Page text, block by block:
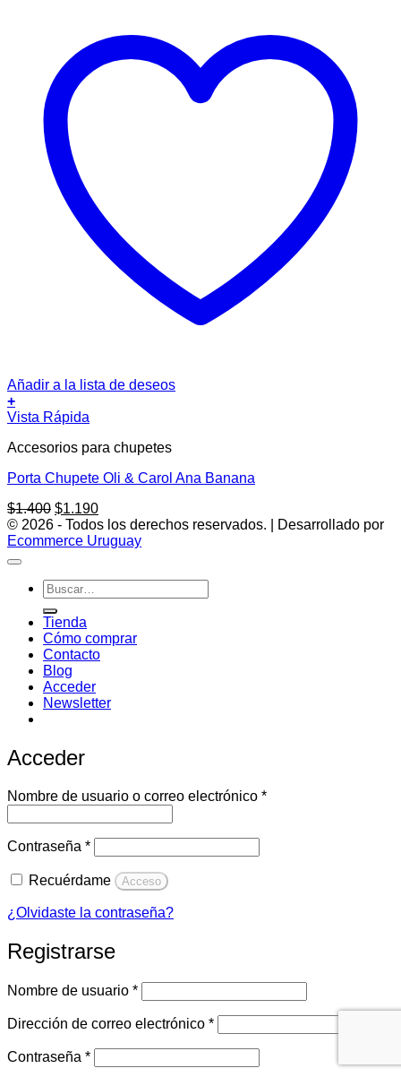
Añadir a la lista de deseos
+
Vista Rápida
Accesorios para chupetes
Porta Chupete Oli & Carol Ana Banana
$1.400 El
precio
original
$1.190El
precio
actual
© 2026 - Todos los derechos reservados. | Desarrollado por
Ecommerce Uruguay
Buscar
por:
Tienda
Cómo comprar
Contacto
Blog
Acceder
Newsletter
Acceder
Nombre de usuario o correo electrónico *Obligatorio
Contraseña *Obligatorio
Recuérdame Acceso
¿Olvidaste la contraseña?
Registrarse
Nombre de usuario *Obligatorio
Dirección de correo electrónico *Obligatorio
Contraseña *Obligatorio